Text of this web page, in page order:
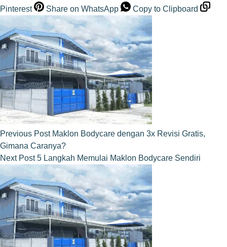
Pinterest
Share on WhatsApp Copy to Clipboard
Previous Post Maklon Bodycare dengan 3x Revisi Gratis,
Gimana Caranya?
Next Post 5 Langkah Memulai Maklon Bodycare Sendiri